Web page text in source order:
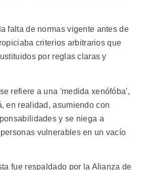
falta de normas vigente antes de
criterios arbitrarios que
por reglas claras y
refiere a una 'medida xenófóba',
en realidad, asumiendo con
y se niega a
vulnerables en un vacío
fue respaldado por la Alianza de